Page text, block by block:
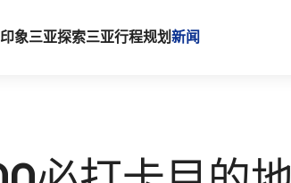
印象三亚探索三亚行程规划新闻